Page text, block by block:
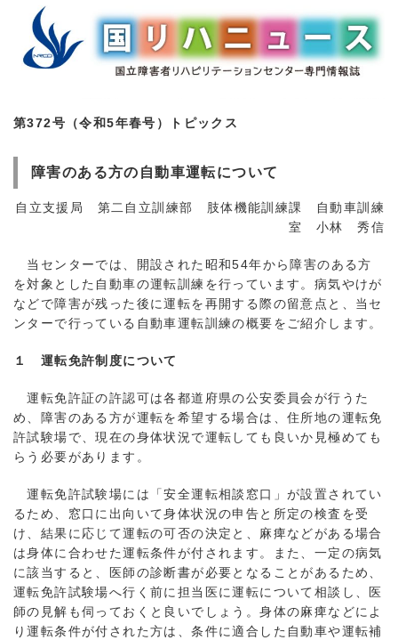
第372号（令和5年春号）トピックス
障害のある方の自動車運転について
自立支援局 第二自立訓練部 肢体機能訓練課 自動車訓練
室 小林 秀信
当センターでは、開設された昭和54年から障害のある方
を対象とした自動車の運転訓練を行っています。病気やけが
などで障害が残った後に運転を再開する際の留意点と、当セ
ンターで行っている自動車運転訓練の概要をご紹介します。
１ 運転免許制度について
運転免許証の許認可は各都道府県の公安委員会が行うた
め、障害のある方が運転を希望する場合は、住所地の運転免
許試験場で、現在の身体状況で運転しても良いか見極めても
らう必要があります。
運転免許試験場には「安全運転相談窓口」が設置されてい
るため、窓口に出向いて身体状況の申告と所定の検査を受
け、結果に応じて運転の可否の決定と、麻痺などがある場合
は身体に合わせた運転条件が付されます。また、一定の病気
に該当すると、医師の診断書が必要となることがあるため、
運転免許試験場へ行く前に担当医に運転について相談し、医
師の見解も伺っておくと良いでしょう。身体の麻痺などによ
り運転条件が付された方は、条件に適合した自動車や運転補